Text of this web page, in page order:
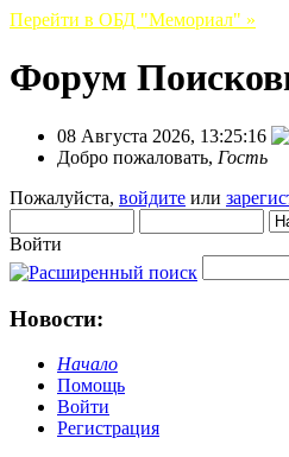
Перейти в ОБД "Мемориал" »
Форум
08 Августа 2026, 13:25:16
Добро пожаловать, Гость
Пожалуйста, войдите или
Войти
Новости:
Начало
Помощь
Войти
Регистрация